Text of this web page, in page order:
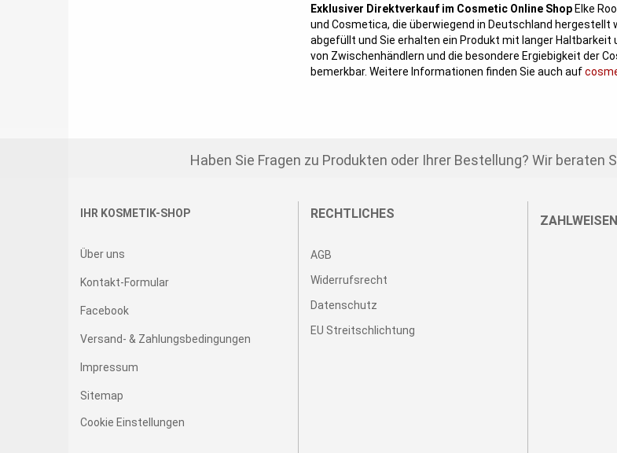
Exklusiver Direktverkauf im Cosmetic Online Shop Elke
und Cosmetica, die überwiegend in Deutschland
abgefüllt und Sie erhalten ein Produkt mit langer
von Zwischenhändlern und die besondere Ergiebigkeit der
bemerkbar. Weitere Informationen finden Sie auch auf
Haben Sie Fragen zu Produkten oder Ihrer Bestellung? Wir beraten
IHR KOSMETIK-SHOP
Über uns
Kontakt-Formular
Facebook
Versand- & Zahlungsbedingungen
Impressum
Sitemap
Cookie Einstellungen
RECHTLICHES
AGB
Widerrufsrecht
Datenschutz
EU Streitschlichtung
ZAHLWEISEN